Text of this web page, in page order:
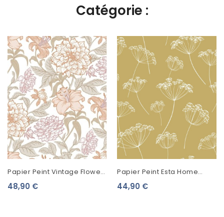
Catégorie :
Papier Peint Vintage Flowers
Grand Fleurs Terracotta Et
48,90 €
Papier Peint Esta Home
Scandi Cool Ombelles Ocre
44,90 €